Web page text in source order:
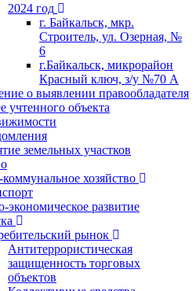
2024 год
г. Байкальск, мкр.
Строитель, ул. Озерная, №
6
г.Байкальск, микрорайон
Красный ключ, з/у №70 А
о выявлении правообладателя
учтенного объекта
земельных участков
хозяйство
экономическое развитие
рынок
Антитеррористическая
защищенность торговых
объектов